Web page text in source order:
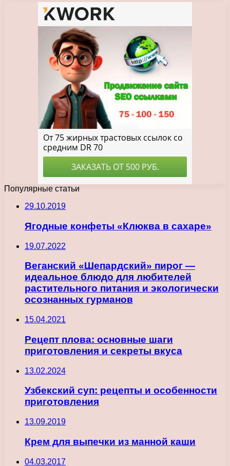
Популярные статьи
29.10.2019
Ягодные конфеты «Клюква в сахаре»
19.07.2022
Веганский «Шепардский» пирог —
идеальное блюдо для любителей
растительного питания и экологически
осознанных гурманов
15.04.2021
Рецепт плова: основные шаги
приготовления и секреты вкуса
13.02.2024
Узбекский суп: рецепты и особенности
приготовления
13.09.2019
Крем для выпечки из манной каши
04.03.2017